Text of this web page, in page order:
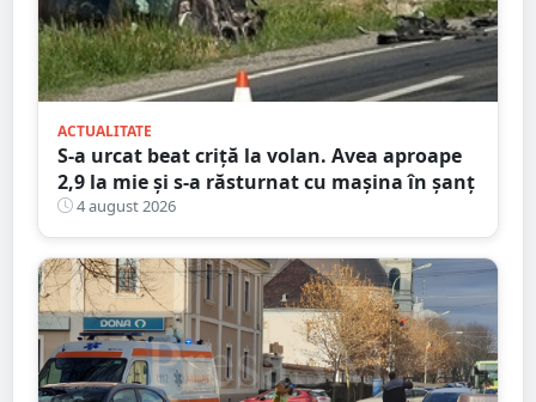
ACTUALITATE
S-a urcat beat criță la volan. Avea aproape
2,9 la mie și s-a răsturnat cu mașina în șanț
4 august 2026